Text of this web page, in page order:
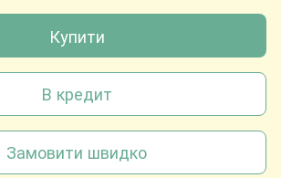
Купити
В кредит
Замовити швидко